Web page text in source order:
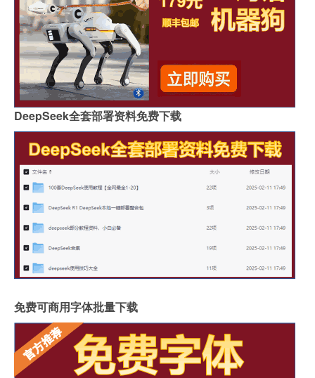
DeepSeek全套部署资料免费下载
免费可商用字体批量下载